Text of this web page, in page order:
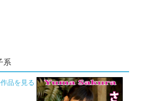
系
品を見る